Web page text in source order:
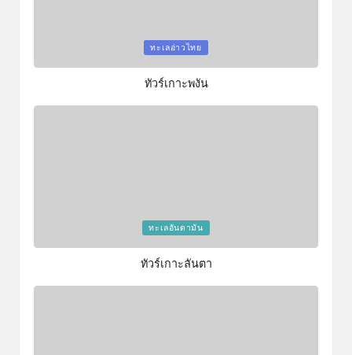
ทะเลอ่าวไทย
ทัวร์เกาะพงัน
ทะเลอันดามัน
ทัวร์เกาะลันตา